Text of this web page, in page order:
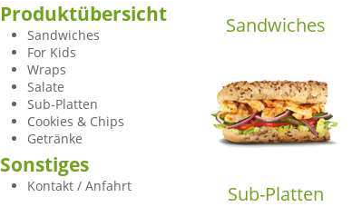
Produktübersicht
Sandwiches
For Kids
Wraps
Salate
Sub-Platten
Cookies & Chips
Getränke
Sonstiges
Kontakt / Anfahrt
Sandwiches
Sub-Platten